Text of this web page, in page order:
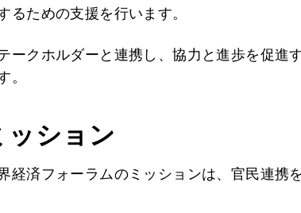
るための支援を行います。
ークホルダーと連携し、協力と進歩を促進
。
ッション
経済フォーラムのミッションは、官民連携